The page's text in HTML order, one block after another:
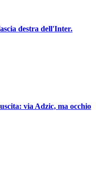
destra dell'Inter.
via Adzic, ma occhio